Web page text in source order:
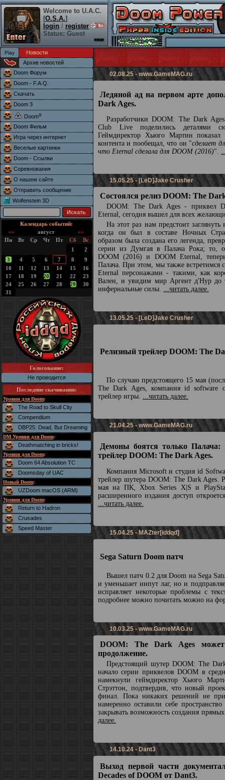
Welcome to U.A.C.
[O.S.A.]
login / register
Status: Guest
Новости
Архив новостей
Doom Форум
Doom - F.A.Q.
Скачать
Doom 3
Doom®
Doom Фильм
Игра через интернет
Веселые картинки
Doom - Ссылки
Соревнования
О нашем сайте
Отправить сообщение
Wolfenstein 3D
Календарь событий:
««
август
»»
Пн
Вт Ср Чт Пт Сб
Вс
1
2
3
4 5 6 7 8
9
10
11 12 13 14 15
16
17
18 19 20 21 22
23
24
25 26 27 28 29
30
31
Голосование:
Не проводится
Последние скачивания:
Уровни для Doom:
The Road to Skull City
Compendium
DBP25: Dead, But Dreaming
DM Уровни для Doom:
Deathmatching in bricks!
Уровни для Doom:
Doom 64 Absolution TC
Doomsday of UAC
Новый Doom:
UZDoom macOS (ARM)
Уровни для Doom:
Return to Hadron
Crusades
Speed Master
02.08.25 -www.GameMAG.ru
Ледяной ад на первом арте
Dark Ages.
Разработчики DOOM: The Dark
Club Live поделились деталями
Геймдиректор Хьюго Мартин показал
контента и пообещал, что он "сделает
что Eternal сделала для DOOM (2016)".
15.05.25 - [LeD]Jake Crusher
Состоялся релиз DOOM: The
DOOM: The Dark Ages - приквел
Eternal, сегодня вышел для всех
На этот раз нам предстоит
когда он был в составе Ночных
образом была создана его легенда,
серии из Думгая в Палача Рока; то, о
DOOM (2016) и DOOM Eternal,
Палача. При этом, мы также встретимся
Eternal персонажами - такими, как
Вален, и увидим мир Аргент д'Нур до
инфернальные силы. ...читать далее.
13.05.25 - [LeD]Jake Crusher
Релизный трейлер DOOM: The
По случаю предстоящего 15 мая
The Dark Ages, компания id software
трейлер игры. ...читать далее.
21.04.25 -www.GameMAG.ru
Демоны боятся только Палача:
трейлер DOOM: The Dark Ages.
Компания Microsoft и студия id
трейлер шутера DOOM: The Dark Ages.
мая на ПК, Xbox Series X|S и
расширенного издания доступ
...читать далее.
15.04.25 - MAZter[iddqd]
Sega Saturn Doom патч
Вышел патч 0.2 для Doom на Sega
и уменьшает инпут лаг, но и
исправляет некоторые проблемы с
подробнее можно почитать можно на
10.03.25 -www.GameMAG.ru
DOOM: The Dark Ages может
продолжение.
Предстоящий шутер DOOM: The
начало серии приквелов DOOM в
намекнули геймдиректор Хьюго
Стрэттон, подтвердив, что новый
финал. Пока никаких решений не
намеренно оставили себе
закрывать возможность создания
далее.
14.10.24 - Dant3
Выход первой части
Decades of DOOM от Dant3.